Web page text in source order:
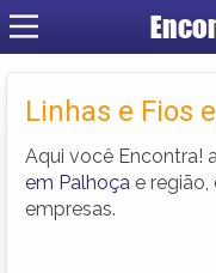
Linhas e Fios
Aqui você Encontra!
em Palhoça e
empresas.